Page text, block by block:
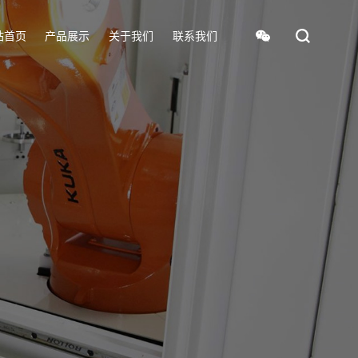
首页 产品展示 关于我们 联系我们